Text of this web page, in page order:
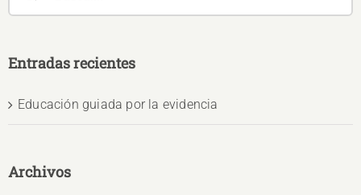
Entradas recientes
Educación guiada por la evidencia
Archivos